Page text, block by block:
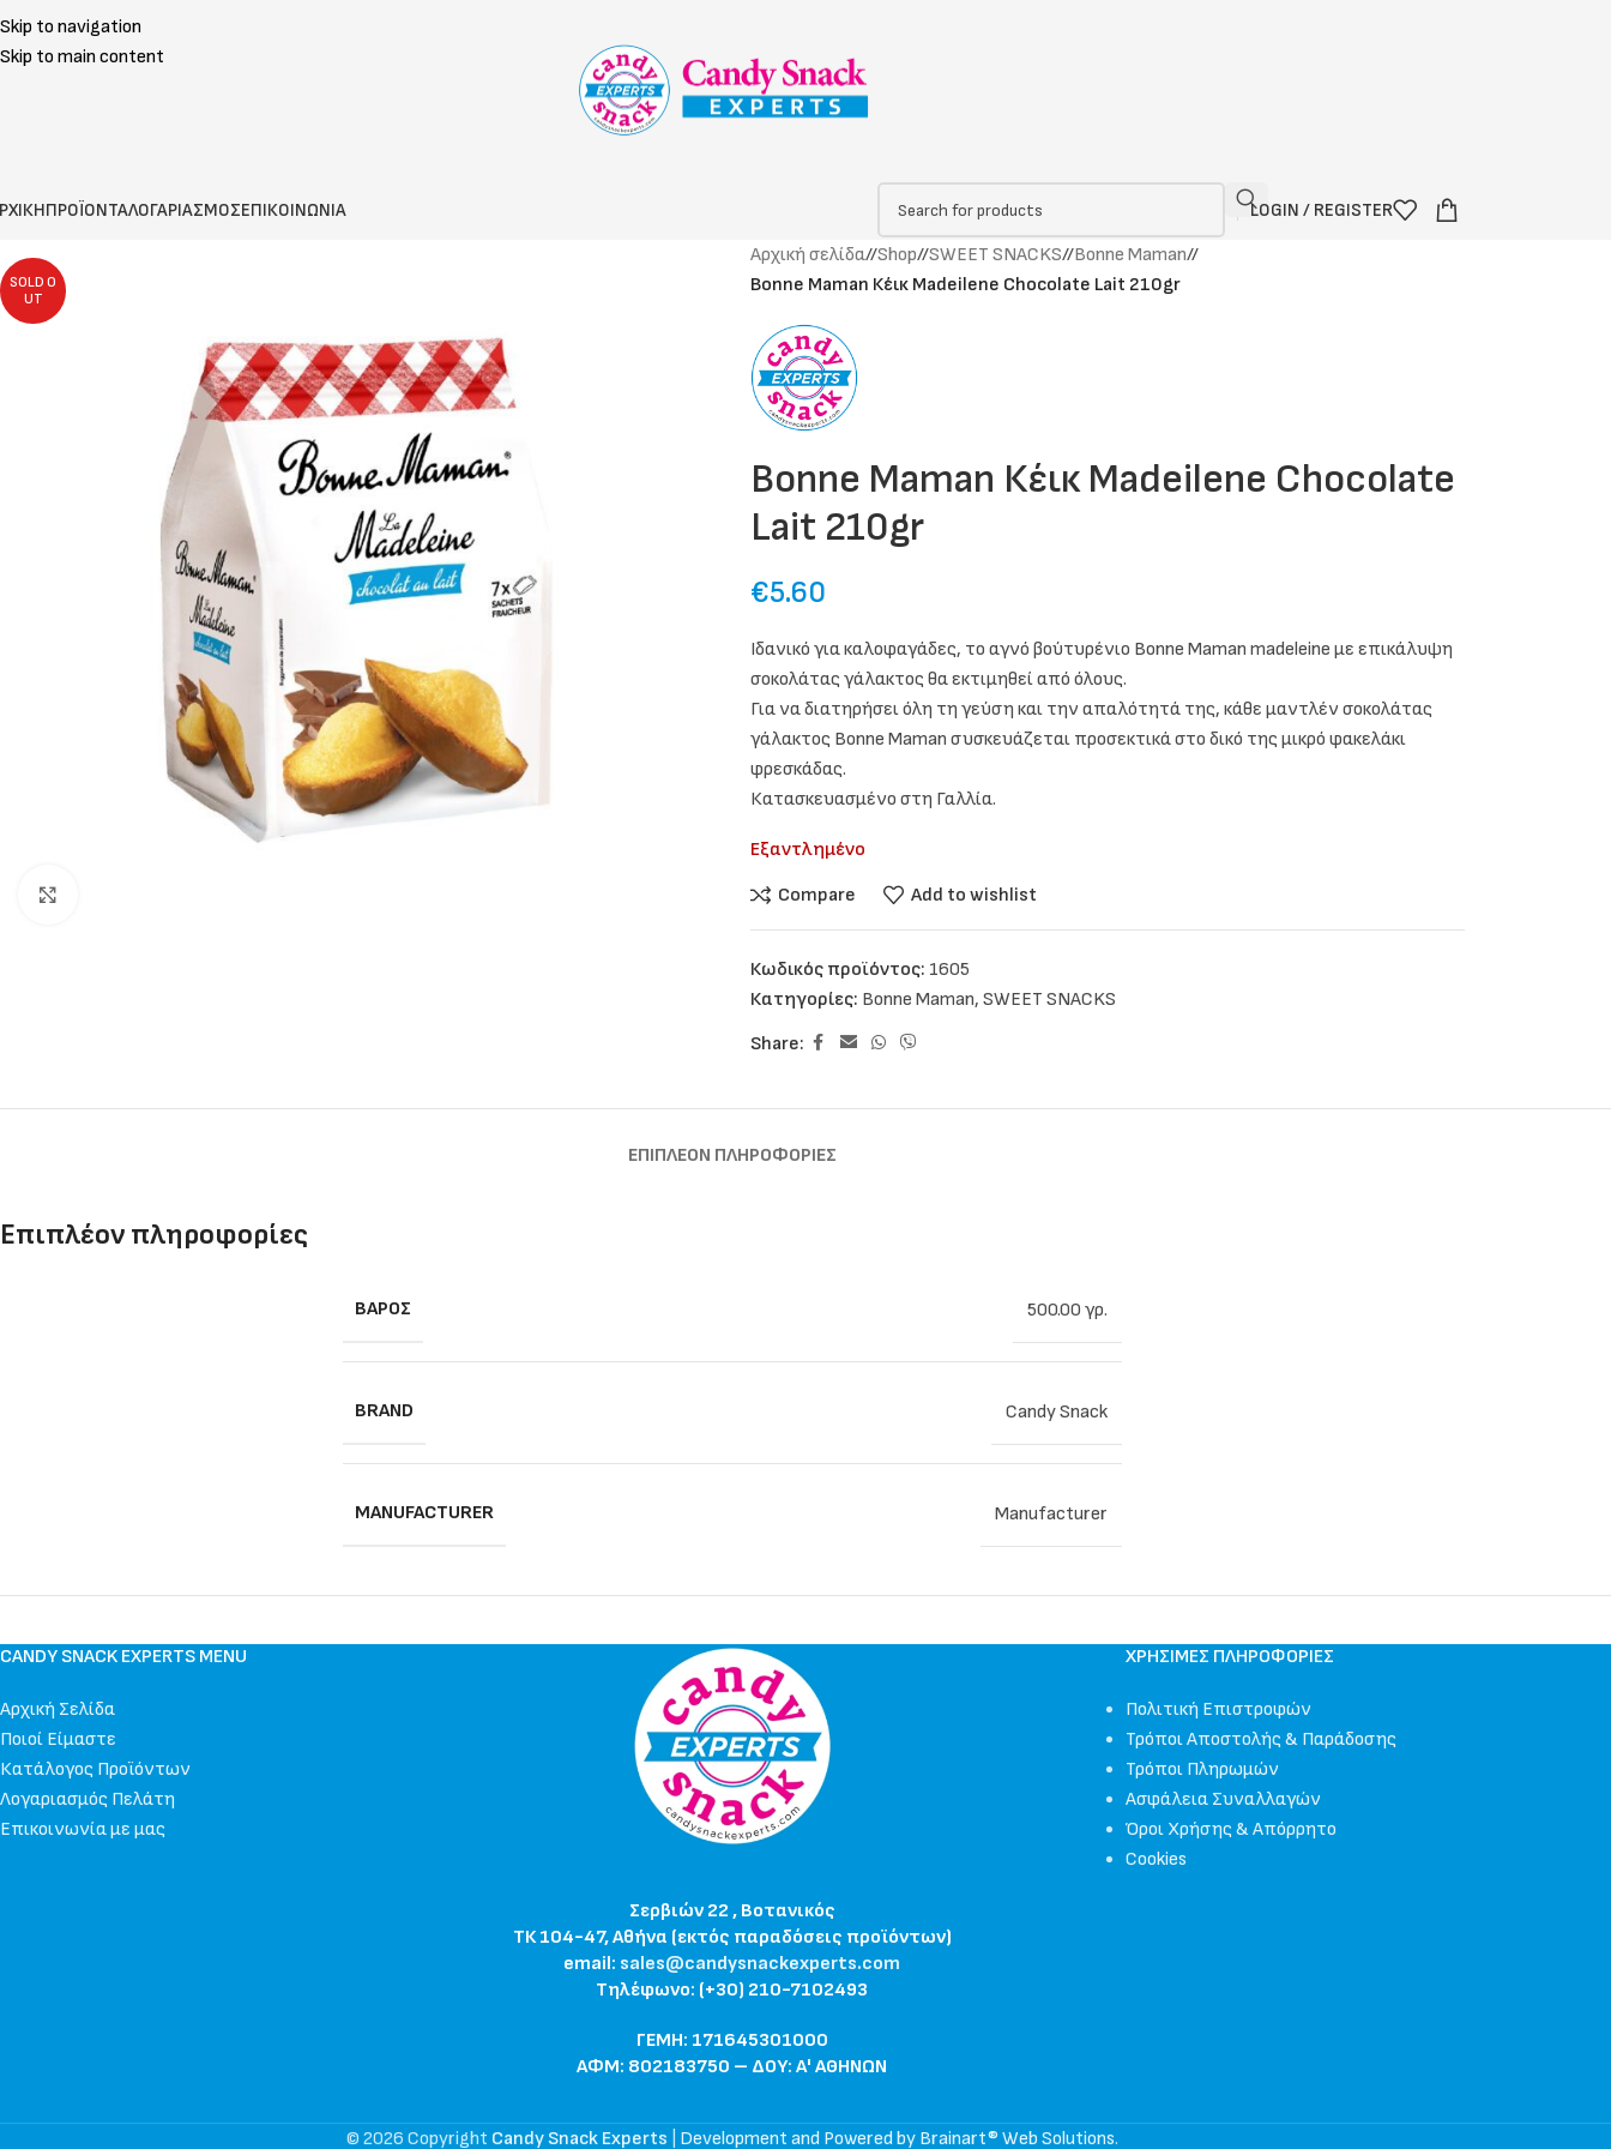
Skip to navigation
Skip to main content
ΠΡΟΪΟΝΤΑΛΟΓΑΡΙΑΣΜΟΣΕΠΙΚΟΙΝΩΝΙΑ LOGIN / REGISTER
SOLD O
UT
Αρχική σελίδα/ Shop/ SWEET SNACKS/ Bonne Maman/
Bonne Maman Κέικ Madeilene Chocolate Lait 210gr
Bonne Maman Κέικ Madeilene Chocolate
Lait 210gr
€5.60
Ιδανικό για καλοφαγάδες, το αγνό βούτυρένιο Bonne Maman madeleine με επικάλυψη
σοκολάτας γάλακτος θα εκτιμηθεί από όλους.
Για να διατηρήσει όλη τη γεύση και την απαλότητά της, κάθε μαντλέν σοκολάτας
γάλακτος Bonne Maman συσκευάζεται προσεκτικά στο δικό της μικρό φακελάκι
φρεσκάδας.
Κατασκευασμένο στη Γαλλία.
Εξαντλημένο
Compare
Add to wishlist
Κωδικός προϊόντος: 1605
Κατηγορίες: Bonne Maman, SWEET SNACKS
Share:
ΕΠΙΠΛΈΟΝ ΠΛΗΡΟΦΟΡΊΕΣ
Επιπλέον πληροφορίες
ΒΆΡΟΣ 500.00 γρ.
BRAND Candy Snack
MANUFACTURER Manufacturer
CANDY SNACK EXPERTS MENU
Αρχική Σελίδα
Ποιοί Είμαστε
Κατάλογος Προϊόντων
Λογαριασμός Πελάτη
Επικοινωνία με μας
Σερβιών 22 , Βοτανικός
ΤΚ 104-47, Αθήνα (εκτός παραδόσεις προϊόντων)
email: sales@candysnackexperts.com
Τηλέφωνο: (+30) 210-7102493
ΓΕΜΗ: 171645301000
ΑΦΜ: 802183750 – ΔΟΥ: Α' ΑΘΗΝΩΝ
ΧΡΉΣΙΜΕΣ ΠΛΗΡΟΦΟΡΊΕΣ
Πολιτική Επιστροφών
Τρόποι Αποστολής & Παράδοσης
Τρόποι Πληρωμών
Ασφάλεια Συναλλαγών
Όροι Χρήσης & Απόρρητο
Cookies
© 2026 Copyright Candy Snack Experts Development and Powered by Brainart® Web Solutions.